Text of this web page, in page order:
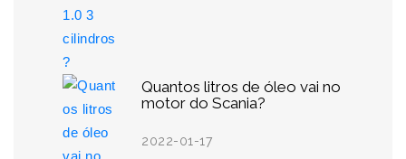
Quantos litros de óleo vai no
motor do Scania?
2022-01-17